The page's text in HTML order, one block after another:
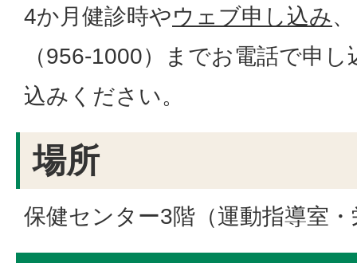
4か月健診時やウェブ申し込み
（956‐1000）までお電話で申
込みください。
場所
保健センター3階（運動指導室